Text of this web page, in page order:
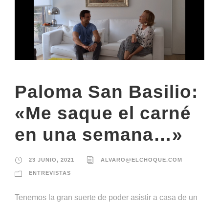
Paloma San Basilio:
«Me saque el carné
en una semana…»
23 JUNIO, 2021 ALVARO@ELCHOQUE.COM
ENTREVISTAS
Tenemos la gran suerte de poder asistir a casa de un